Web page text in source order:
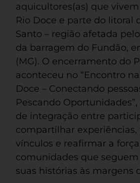
aquicultores(as) que
Rio Doce e parte do litoral
Santo – região afetada
da barragem do Fundão,
(MG). O encerramento do
aconteceu no “Encontro
Doce – Conectando
Pescando
de integração entre
compartilhar experiências,
vínculos e reafirmar a
comunidades que
suas histórias às margens